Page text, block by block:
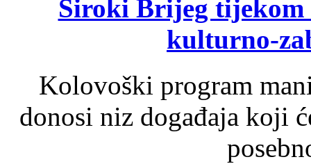
Široki Brijeg tijekom
kulturno-
Kolovoški program
donosi niz događaja koji